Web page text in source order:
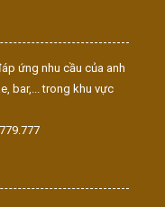
ứng nhu cầu của anh
bar,... trong khu vực